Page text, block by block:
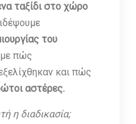
ταξίδι στο χώρο
του
πώς
και πώς
αστέρες.
η διαδικασία;